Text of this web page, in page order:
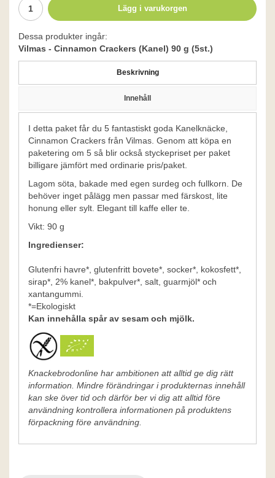
Lägg i varukorgen
Dessa produkter ingår:
Vilmas - Cinnamon Crackers (Kanel) 90 g (5st.)
Beskrivning
Innehåll
I detta paket får du 5 fantastiskt goda Kanelknäcke,
Cinnamon Crackers från Vilmas. Genom att köpa en
paketering om 5 så blir också styckepriset per paket
billigare jämfört med ordinarie pris/paket.
​Lagom söta, bakade med egen surdeg och fullkorn. De
behöver inget pålägg men passar med färskost, lite
honung eller sylt. Elegant till kaffe eller te.
Vikt: 90 g
Ingredienser:
Glutenfri havre*, glutenfritt bovete*, socker*, kokosfett*,
sirap*, 2% kanel*, bakpulver*, salt, guarmjöl* och
xantangummi.
*=Ekologiskt
Kan innehålla spår av sesam och mjölk.
Knackebrodonline har ambitionen att alltid ge dig rätt
information. Mindre förändringar i produkternas innehåll
kan ske över tid och därför ber vi dig att alltid före
användning kontrollera informationen på produktens
förpackning före användning.